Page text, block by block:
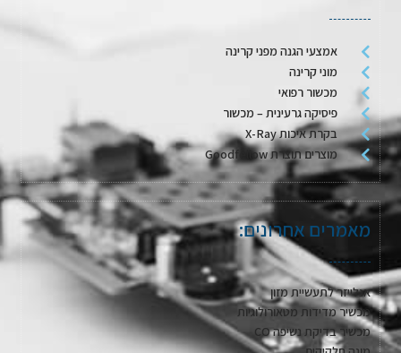
אמצעי הגנה מפני קרינה
מוני קרינה
מכשור רפואי
פיסיקה גרעינית – מכשור
בקרת איכות X-Ray
מוצרים תוצרת Goodfellow
מאמרים אחרונים:
אנלייזר לתעשיית מזון
מכשיר מדידות מטאורולוגיות
מכשיר בדיקת נשיפה CO